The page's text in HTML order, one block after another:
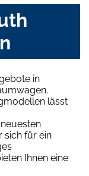
in
lässt
sich für ein
Ihnen eine